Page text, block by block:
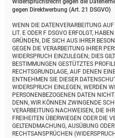
Widerspruchsrecht gegen die
gegen Direktwerbung (Art. 21 DSGVO)
WENN DIE DATENVERARBEITUNG
LIT. E ODER F DSGVO ERFOLGT,
GRÜNDEN, DIE SICH AUS IHRER
GEGEN DIE VERARBEITUNG IHRER
WIDERSPRUCH EINZULEGEN; DIES
BESTIMMUNGEN GESTÜTZTES
RECHTSGRUNDLAGE, AUF DENEN
ENTNEHMEN SIE DIESER
WIDERSPRUCH EINLEGEN, WERDEN
PERSONENBEZOGENEN DATEN
DENN, WIR KÖNNEN ZWINGENDE
VERARBEITUNG NACHWEISEN, DIE
FREIHEITEN ÜBERWIEGEN ODER DIE
GELTENDMACHUNG, AUSÜBUNG
RECHTSANSPRÜCHEN